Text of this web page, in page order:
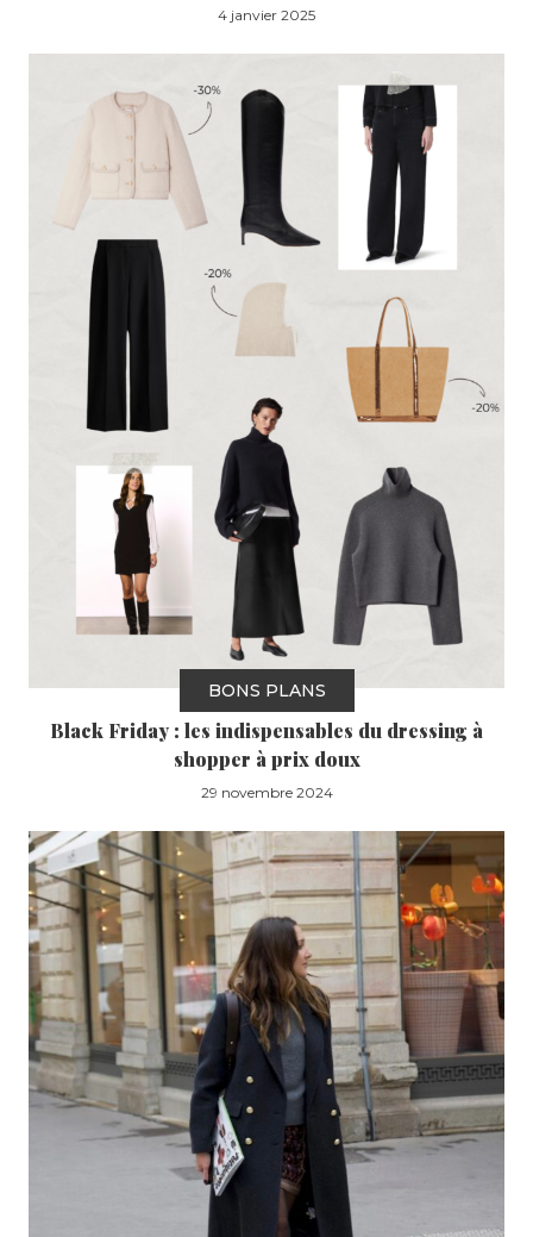
4 janvier 2025
BONS PLANS
Black Friday : les indispensables du dressing à
shopper à prix doux
29 novembre 2024